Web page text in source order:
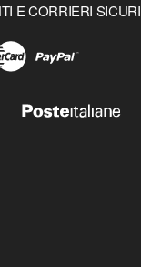
E CORRIERI SICURI